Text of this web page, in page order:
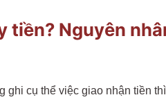
tiền? Nguyên
cụ thể việc giao nhận tiền